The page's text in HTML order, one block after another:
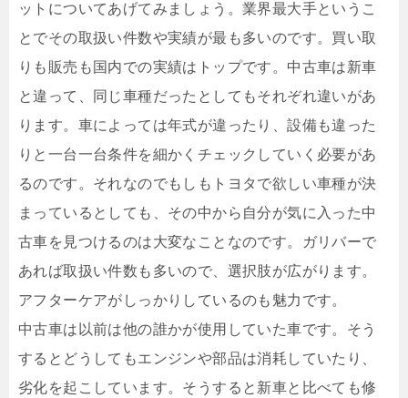
ットについてあげてみましょう。業界最大手というこ
とでその取扱い件数や実績が最も多いのです。買い取
りも販売も国内での実績はトップです。中古車は新車
と違って、同じ車種だったとしてもそれぞれ違いがあ
ります。車によっては年式が違ったり、設備も違った
りと一台一台条件を細かくチェックしていく必要があ
るのです。それなのでもしもトヨタで欲しい車種が決
まっているとしても、その中から自分が気に入った中
古車を見つけるのは大変なことなのです。ガリバーで
あれば取扱い件数も多いので、選択肢が広がります。
アフターケアがしっかりしているのも魅力です。
中古車は以前は他の誰かが使用していた車です。そう
するとどうしてもエンジンや部品は消耗していたり、
劣化を起こしています。そうすると新車と比べても修